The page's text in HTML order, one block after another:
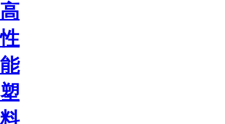
高
性
能
塑
料